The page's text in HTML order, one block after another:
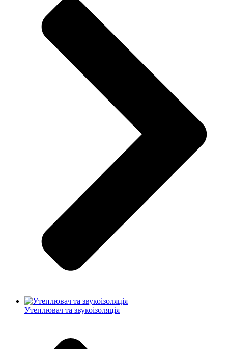
Утеплювач та звукоізоляція